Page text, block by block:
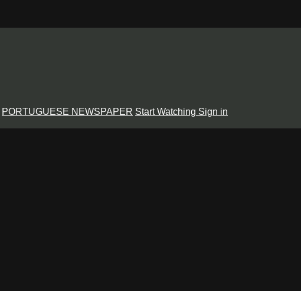
PORTUGUESE NEWSPAPER Start Watching Sign in